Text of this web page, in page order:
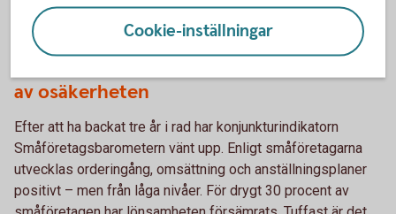
Tips
av osäkerheten
Efter att ha backat tre år i rad har konjunkturindikatorn
Småföretagsbarometern vänt upp. Enligt småföretagarna
utvecklas orderingång, omsättning och anställningsplaner
positivt – men från låga nivåer. För drygt 30 procent av
Cookie-inställningar